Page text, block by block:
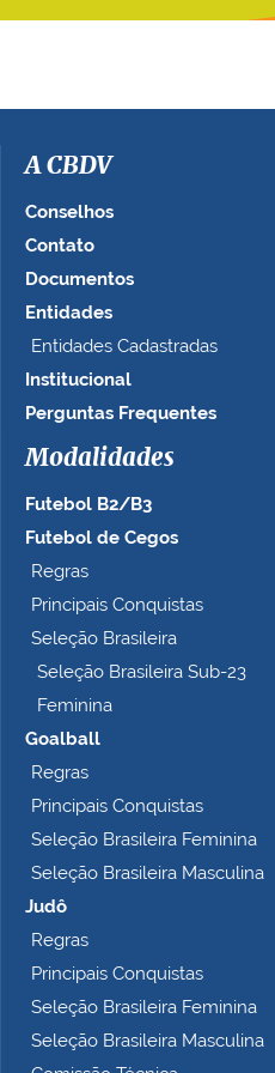
i
a
e
o
t
a
n
o
o
m
e
t
A CBDV
Conselhos
Contato
Documentos
Entidades
Entidades Cadastradas
Institucional
Perguntas Frequentes
Modalidades
Futebol B2/B3
Futebol de Cegos
Regras
Principais Conquistas
Seleção Brasileira
Seleção Brasileira Sub-23
Feminina
Goalball
Regras
Principais Conquistas
Seleção Brasileira Feminina
Seleção Brasileira Masculina
Judô
Regras
Principais Conquistas
Seleção Brasileira Feminina
Seleção Brasileira Masculina